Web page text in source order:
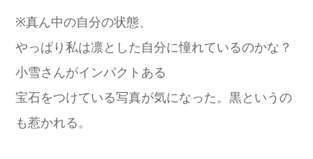
※真ん中の自分の状態、
やっぱり私は凛とした自分に憧れているのかな？
小雪さんがインパクトある
宝石をつけている写真が気になった。黒というの
も惹かれる。